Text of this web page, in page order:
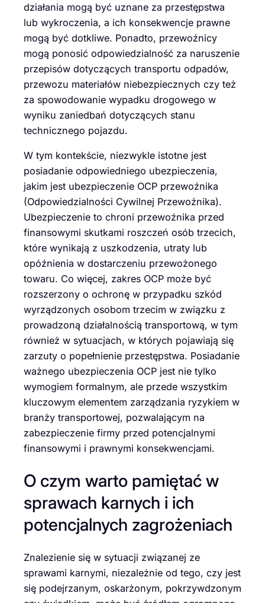
działania mogą być uznane za przestępstwa
lub wykroczenia, a ich konsekwencje prawne
mogą być dotkliwe. Ponadto, przewoźnicy
mogą ponosić odpowiedzialność za naruszenie
przepisów dotyczących transportu odpadów,
przewozu materiałów niebezpiecznych czy też
za spowodowanie wypadku drogowego w
wyniku zaniedbań dotyczących stanu
technicznego pojazdu.
W tym kontekście, niezwykle istotne jest
posiadanie odpowiedniego ubezpieczenia,
jakim jest ubezpieczenie OCP przewoźnika
(Odpowiedzialności Cywilnej Przewoźnika).
Ubezpieczenie to chroni przewoźnika przed
finansowymi skutkami roszczeń osób trzecich,
które wynikają z uszkodzenia, utraty lub
opóźnienia w dostarczeniu przewożonego
towaru. Co więcej, zakres OCP może być
rozszerzony o ochronę w przypadku szkód
wyrządzonych osobom trzecim w związku z
prowadzoną działalnością transportową, w tym
również w sytuacjach, w których pojawiają się
zarzuty o popełnienie przestępstwa. Posiadanie
ważnego ubezpieczenia OCP jest nie tylko
wymogiem formalnym, ale przede wszystkim
kluczowym elementem zarządzania ryzykiem w
branży transportowej, pozwalającym na
zabezpieczenie firmy przed potencjalnymi
finansowymi i prawnymi konsekwencjami.
O czym warto pamiętać w
sprawach karnych i ich
potencjalnych zagrożeniach
Znalezienie się w sytuacji związanej ze
sprawami karnymi, niezależnie od tego, czy jest
się podejrzanym, oskarżonym, pokrzywdzonym